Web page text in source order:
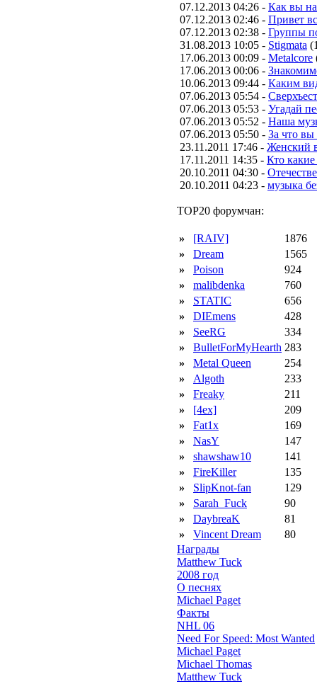
07.12.2013 04:26 - Как вы
07.12.2013 02:46 - Привет
07.12.2013 02:38 - Группы
31.08.2013 10:05 - Stigmata
17.06.2013 00:09 - Metalcore
17.06.2013 00:06 -
10.06.2013 09:44 - Каким
07.06.2013 05:54 -
07.06.2013 05:53 - Угадай
07.06.2013 05:52 - Наша
07.06.2013 05:50 - За что вы
23.11.2011 17:46 - Женский
17.11.2011 14:35 - Кто
20.10.2011 04:30 -
20.10.2011 04:23 - музыка
TOP20 форумчан:
» [RAIV]
1876
»
Dream
1565
»
Poison
924
»
malibdenka
760
»
STATIC
656
»
DIEmens
428
»
SeeRG
334
»
BulletForMyHearth 283
»
Metal Queen
254
»
Algoth
233
»
Freaky
211
»
[4ex]
209
»
Fat1x
169
»
NasY
147
»
shawshaw10
141
»
FireKiller
135
»
SlipKnot-fan
129
»
Sarah_Fuck
90
»
DaybreaK
81
»
Vincent Dream
80
Награды
Matthew Tuck
2008 год
О песнях
Michael Paget
Факты
NHL 06
Need For Speed: Most Wanted
Michael Paget
Michael Thomas
Matthew Tuck